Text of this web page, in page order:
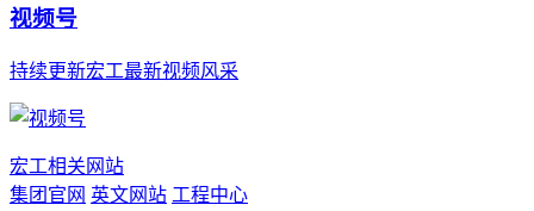
视频号
持续更新宏工最新视频风采
宏工相关网站
集团官网 英文网站 工程中心